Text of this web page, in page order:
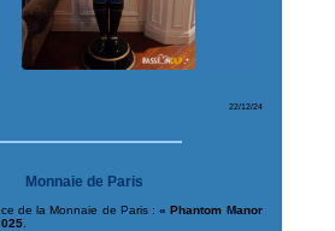
22/12/24
Monnaie de Paris
de la Monnaie de Paris :« Phantom Manor